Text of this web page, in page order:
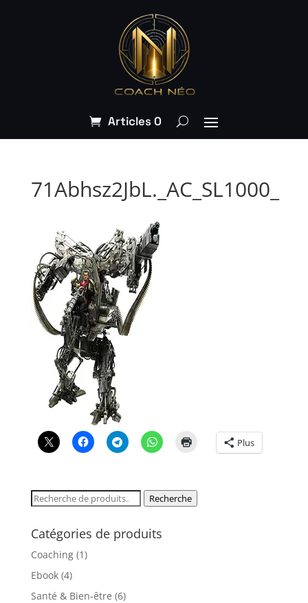
Articles 0
71Abhsz2JbL._AC_SL1000_
Plus
Recherche
Recherche
Catégories de produits
Coaching (1)
Ebook (4)
Santé & Bien-être (6)